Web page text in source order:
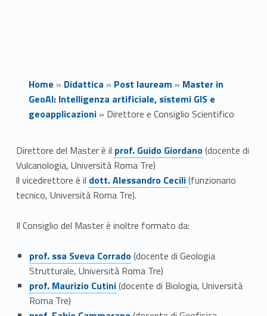
Home » Didattica » Post lauream » Master in
GeoAI: Intelligenza artificiale, sistemi GIS e
geoapplicazioni» Direttore e Consiglio Scientifico
D
i
r
e
t
Direttore del Master è il prof. Guido Giordano(docente di
Vulcanologia, Università Roma Tre)
ll vicedirettore è il Link identifier #identifier__151012-2
dott. Alessandro Cecili(funzionario
tecnico, Università Roma Tre).
Il Consiglio del Master è inoltre formato da:
prof. ssa Sveva Corrado(docente di Geologia
Strutturale, Università Roma Tre)
prof. Maurizio Cutini(docente di Biologia, Università
Roma Tre)